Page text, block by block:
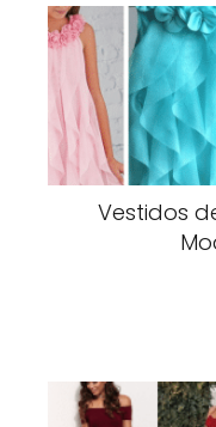
Vestidos